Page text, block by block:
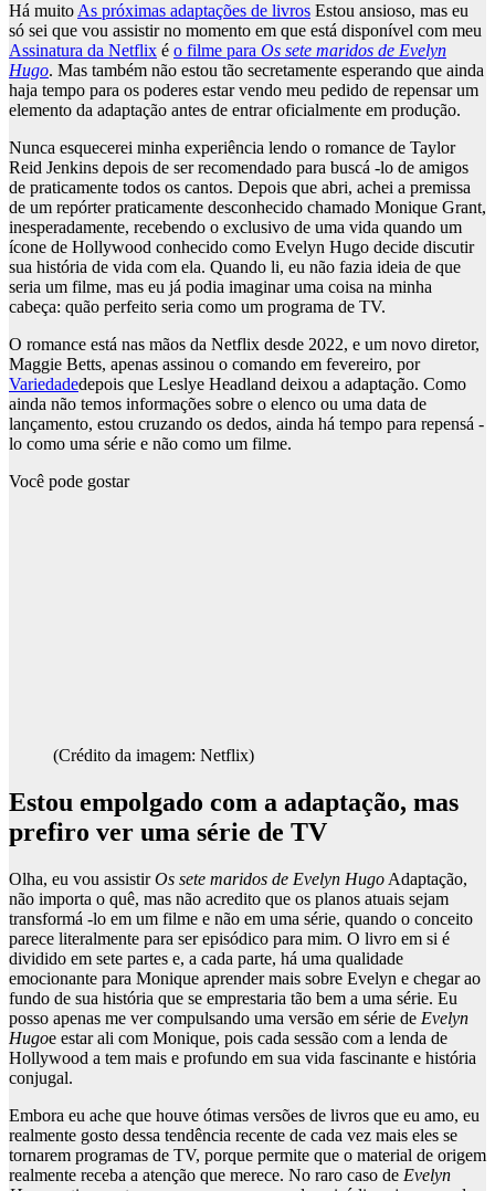
Há muitoAs próximas adaptações de livros Estou ansioso, mas eu
só sei que vou assistir no momento em que está disponível com meu
Assinatura da Netflix é o filme para Os sete maridos de Evelyn
Hugo. Mas também não estou tão secretamente esperando que ainda
haja tempo para os poderes estar vendo meu pedido de repensar um
elemento da adaptação antes de entrar oficialmente em produção.
Nunca esquecerei minha experiência lendo o romance de Taylor
Reid Jenkins depois de ser recomendado para buscá -lo de amigos
de praticamente todos os cantos. Depois que abri, achei a premissa
de um repórter praticamente desconhecido chamado Monique Grant,
inesperadamente, recebendo o exclusivo de uma vida quando um
ícone de Hollywood conhecido como Evelyn Hugo decide discutir
sua história de vida com ela. Quando li, eu não fazia ideia de que
seria um filme, mas eu já podia imaginar uma coisa na minha
cabeça: quão perfeito seria como um programa de TV.
O romance está nas mãos da Netflix desde 2022, e um novo diretor,
Maggie Betts, apenas assinou o comando em fevereiro, por
Variedadedepois que Leslye Headland deixou a adaptação. Como
ainda não temos informações sobre o elenco ou uma data de
lançamento, estou cruzando os dedos, ainda há tempo para repensá -
lo como uma série e não como um filme.
Você pode gostar
(Crédito da imagem: Netflix)
Estou empolgado com a adaptação, mas
prefiro ver uma série de TV
Olha, eu vou assistirOs sete maridos de Evelyn Hugo Adaptação,
não importa o quê, mas não acredito que os planos atuais sejam
transformá -lo em um filme e não em uma série, quando o conceito
parece literalmente para ser episódico para mim. O livro em si é
dividido em sete partes e, a cada parte, há uma qualidade
emocionante para Monique aprender mais sobre Evelyn e chegar ao
fundo de sua história que se emprestaria tão bem a uma série. Eu
posso apenas me ver compulsando uma versão em série de Evelyn
Hugoe estar ali com Monique, pois cada sessão com a lenda de
Hollywood a tem mais e profundo em sua vida fascinante e história
conjugal.
Embora eu ache que houve ótimas versões de livros que eu amo, eu
realmente gosto dessa tendência recente de cada vez mais eles se
tornarem programas de TV, porque permite que o material de origem
realmente receba a atenção que merece. No raro caso de Evelyn